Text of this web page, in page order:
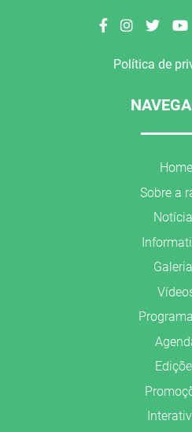
Política de
Home
Sobre a